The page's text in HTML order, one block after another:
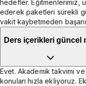
hedefler. Eğitmenlerimiz,
ederek paketleri sürekli
vakit kaybetmeden
Ders içerikleri güncel
Evet. Akademik takvimi
konuları hızla ekliyoruz.